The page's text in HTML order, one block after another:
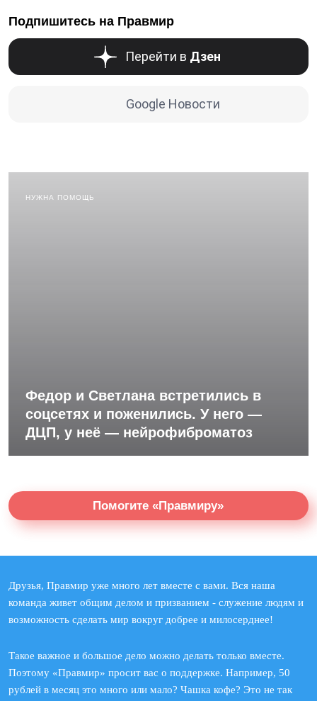
Подпишитесь на Правмир
Перейти в Дзен
Google Новости
НУЖНА ПОМОЩЬ
Федор и Светлана встретились в
соцсетях и поженились. У него —
ДЦП, у неё — нейрофиброматоз
Помогите «Правмиру»
Друзья, Правмир уже много лет вместе с вами. Вся наша
команда живет общим делом и призванием - служение людям и
возможность сделать мир вокруг добрее и милосерднее!
Такое важное и большое дело можно делать только вместе.
Поэтому «Правмир» просит вас о поддержке. Например, 50
рублей в месяц это много или мало? Чашка кофе? Это не так